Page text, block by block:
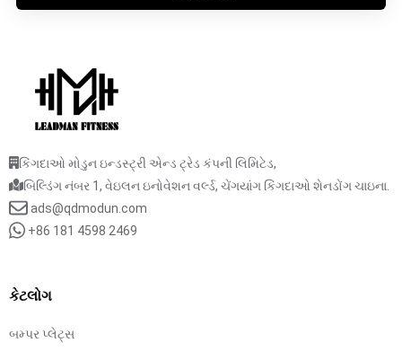
કિંગદાઓ મોડુન ઇન્ડસ્ટ્રી એન્ડ ટ્રેડ કંપની લિમિટેડ,
બિલ્ડિંગ નંબર 1, વેઇલન ઇનોવેશન વર્લ્ડ, ચેંગયાંગ કિંગદાઓ શેનડોંગ ચાઇના.
ads@qdmodun.com
+86 181 4598 2469
કેટલોગ
બમ્પર પ્લેટ્સ